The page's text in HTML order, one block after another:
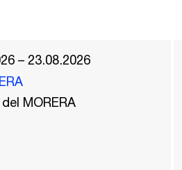
– 23.08.2026
MORERA